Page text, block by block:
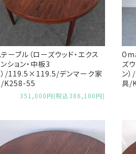
ーブル（ローズウッド・エクス
ション・中板3
/119.5×119.5/デンマーク家
K258-55
351,000円(税込386,100円)
ズ
ン
具/